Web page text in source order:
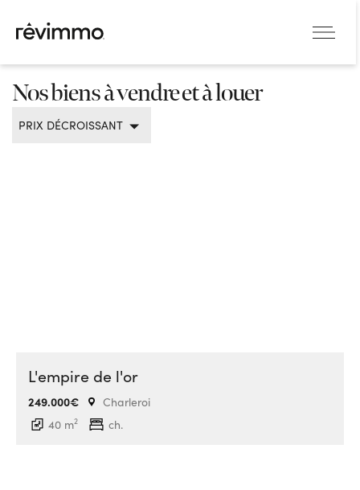
Nos biens à vendre et à louer
PRIX DÉCROISSANT
L'empire de l'or
249.000€
Charleroi
40 m2 ch.